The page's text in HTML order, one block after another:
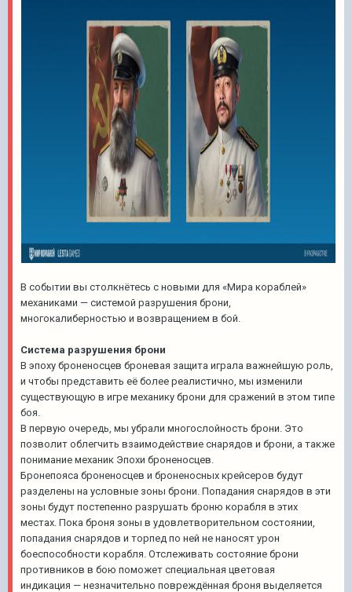
В событии вы столкнётесь с новыми для «Мира кораблей»
механиками — системой разрушения брони,
многокалиберностью и возвращением в бой.
Система разрушения брони
В эпоху броненосцев броневая защита играла важнейшую роль,
и чтобы представить её более реалистично, мы изменили
существующую в игре механику брони для сражений в этом типе
боя.
В первую очередь, мы убрали многослойность брони. Это
позволит облегчить взаимодействие снарядов и брони, а также
понимание механик Эпохи броненосцев.
Бронепояса броненосцев и броненосных крейсеров будут
разделены на условные зоны брони. Попадания снарядов в эти
зоны будут постепенно разрушать броню корабля в этих
местах. Пока броня зоны в удовлетворительном состоянии,
попадания снарядов и торпед по ней не наносят урон
боеспособности корабля. Отслеживать состояние брони
противников в бою поможет специальная цветовая
индикация — незначительно повреждённая броня выделяется